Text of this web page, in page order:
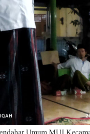
Umum MUI